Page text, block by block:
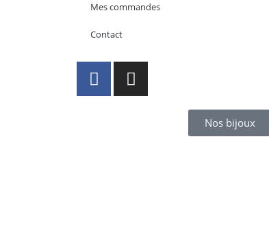
Mes commandes
Contact
Nos bijoux